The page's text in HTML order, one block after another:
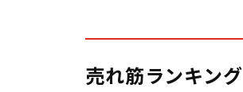
売れ筋ランキング